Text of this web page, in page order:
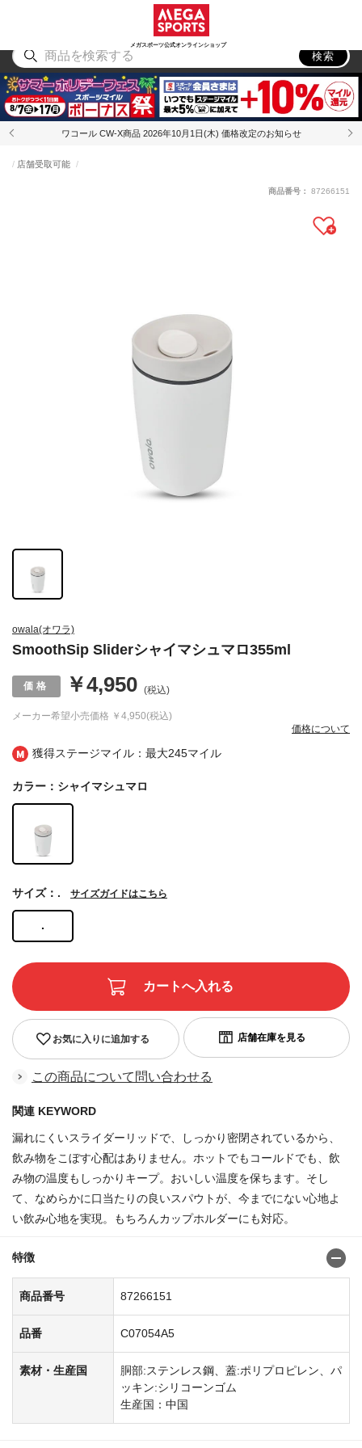
メガスポーツ公式オンラインショップ
アウトドア
検索
ワコール CW-X商品 2026年10月1日(木) 価格改定のお知らせ
獲得ステージマイル：最大245マイル
owala(オワラ)
SmoothSip Sliderシャイマシュマロ355ml
店舗受取可能
メーカー希望小売価格 ￥4,950(税込)
￥4,950 (税込)
価格について
商品番号： 87266151
カラー：シャイマシュマロ
.
サイズ：. サイズガイドはこちら
お気に入りに追加する
この商品について問い合わせる
関連 KEYWORD
漏れにくいスライダーリッドで、しっかり密閉されているから、
飲み物をこぼす心配はありません。ホットでもコールドでも、飲
み物の温度もしっかりキープ。おいしい温度を保ちます。そし
て、なめらかに口当たりの良いスパウトが、今までにない心地よ
い飲み心地を実現。もちろんカップホルダーにも対応。
特徴
商品番号 87266151
品番 C07054A5
素材・生産国
胴部:ステンレス鋼、蓋:ポリプロピレン、パ
ッキン:シリコーンゴム
生産国：中国